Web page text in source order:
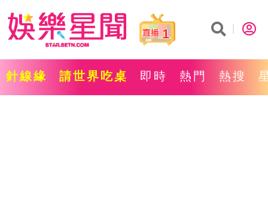
1
針線緣 請世界吃桌 即時 熱門 熱搜